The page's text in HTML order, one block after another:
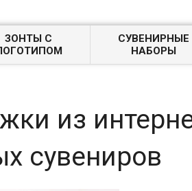
ЗОНТЫ С
СУВЕНИРНЫЕ
НАБОРЫ
из
сувениров